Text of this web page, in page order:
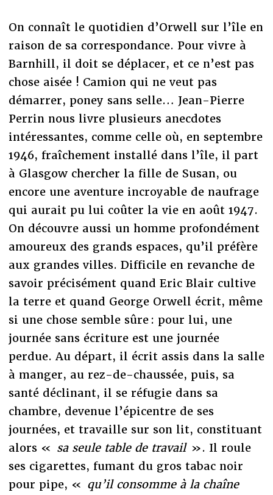
On connaît le quotidien d’Orwell sur l’île en
raison de sa correspondance. Pour vivre à
Barnhill, il doit se déplacer, et ce n’est pas
chose aisée ! Camion qui ne veut pas
démarrer, poney sans selle… Jean-Pierre
Perrin nous livre plusieurs anecdotes
intéressantes, comme celle où, en septembre
1946, fraîchement installé dans l’île, il part
à Glasgow chercher la fille de Susan, ou
encore une aventure incroyable de naufrage
qui aurait pu lui coûter la vie en août 1947.
On découvre aussi un homme profondément
amoureux des grands espaces, qu’il préfère
aux grandes villes. Difficile en revanche de
savoir précisément quand Eric Blair cultive
la terre et quand George Orwell écrit, même
si une chose semble sûre : pour lui, une
journée sans écriture est une journée
perdue. Au départ, il écrit assis dans la salle
à manger, au rez-de-chaussée, puis, sa
santé déclinant, il se réfugie dans sa
chambre, devenue l’épicentre de ses
journées, et travaille sur son lit, constituant
alors « sa seule table de travail». Il roule
ses cigarettes, fumant du gros tabac noir
pour pipe, « qu’il consomme à la chaîne